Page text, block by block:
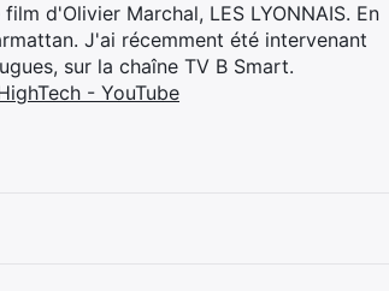
d'Olivier Marchal, LES LYONNAIS. En
J'ai récemment été intervenant
sur la chaîne TV B Smart.
- YouTube